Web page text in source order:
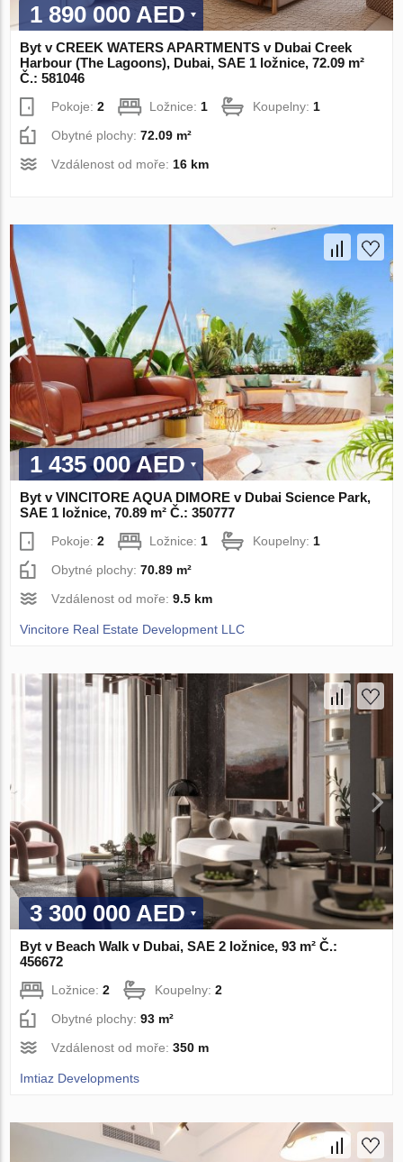
1 890 000 AED
Byt v CREEK WATERS APARTMENTS v Dubai Creek
Harbour (The Lagoons), Dubai, SAE 1 ložnice, 72.09 m²
Č.: 581046
Pokoje:2 Ložnice:1 Koupelny:1
Obytné plochy:72.09 m²
Vzdálenost od moře:16 km
1 435 000 AED
Byt v VINCITORE AQUA DIMORE v Dubai Science Park,
SAE 1 ložnice, 70.89 m² Č.: 350777
Pokoje:2 Ložnice: 1 Koupelny: 1
Obytné plochy:70.89 m²
Vzdálenost od moře:9.5 km
Vincitore Real Estate Development LLC
3 300 000 AED
Byt v Beach Walk v Dubai, SAE 2 ložnice, 93 m² Č.:
456672
Ložnice:2 Koupelny:2
Obytné plochy:93 m²
Vzdálenost od moře:350 m
Imtiaz Developments